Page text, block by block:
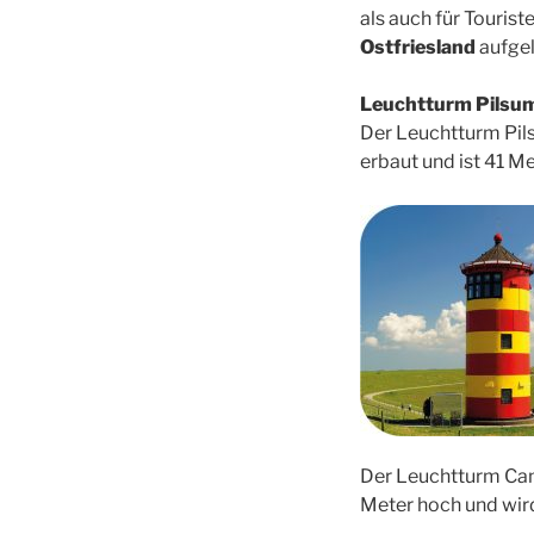
als auch für
Ostfriesland
Leuchtturm
Der Leuchtturm
erbaut und ist 41
Der Leuchtturm
Meter hoch und